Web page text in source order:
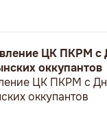
ЦК ПКРМ
оккупантов
ЦК ПКРМ с
оккупантов